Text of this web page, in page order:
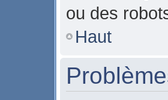
ou des
Haut